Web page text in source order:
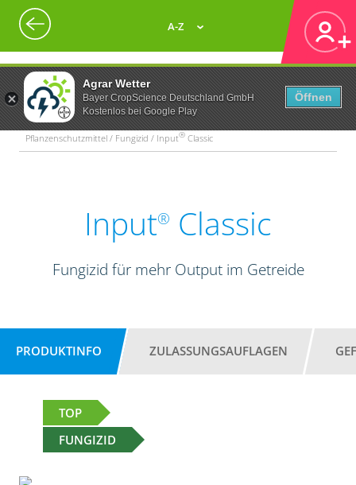
Agrar Wetter
Bayer CropScience Deutschland GmbH
Kostenlos bei Google Play
Öffnen
A-Z
Pflanzenschutzmittel / Fungizid / Input® Classic
Input® Classic
Fungizid für mehr Output im Getreide
PRODUKTINFO ZULASSUNGSAUFLAGEN
TOP
FUNGIZID